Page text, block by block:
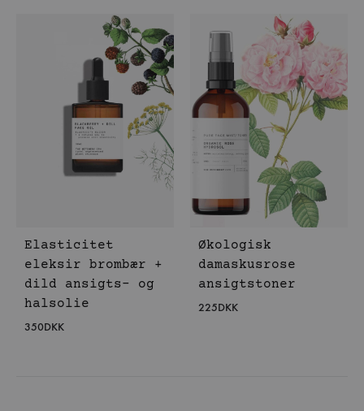
Elasticitet
eleksir brombær +
dild ansigts- og
halsolie
350DKK
Økologisk
damaskusrose
ansigtstoner
225DKK